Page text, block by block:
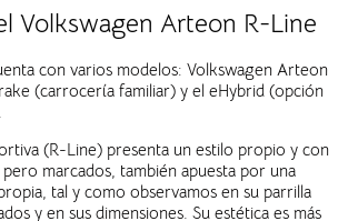
Volkswagen Arteon R-Line
con varios modelos: Volkswagen Arteon
(carrocería familiar) y el eHybrid (opción
(R-Line) presenta un estilo propio y con
marcados, también apuesta por una
tal y como observamos en su parrilla
y en sus dimensiones. Su estética es más